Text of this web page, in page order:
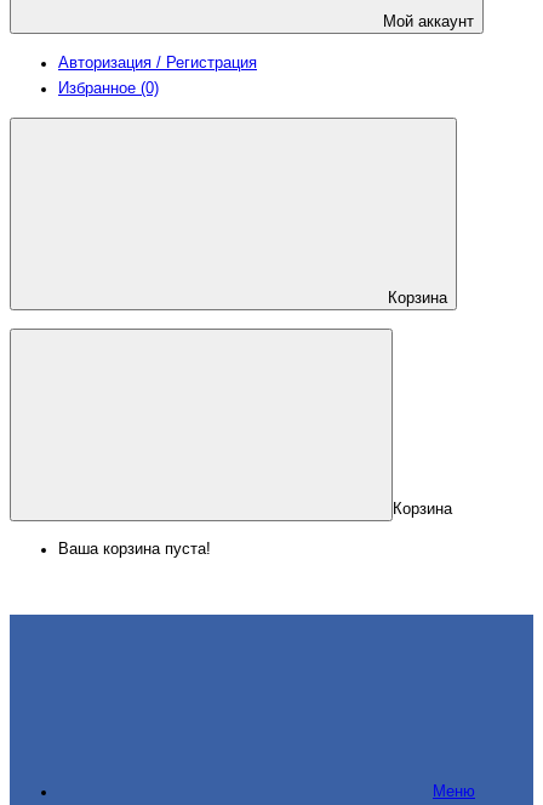
Мой аккаунт
Авторизация / Регистрация
Избранное (0)
Корзина
Корзина
Ваша корзина пуста!
Меню